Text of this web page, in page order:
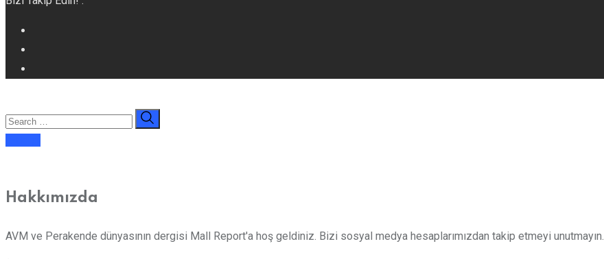
Hakkımızda
AVM ve Perakende dünyasının dergisi Mall Report'a hoş geldiniz. Bizi sosyal medya hesaplarımızdan takip etmeyi unutmayın.